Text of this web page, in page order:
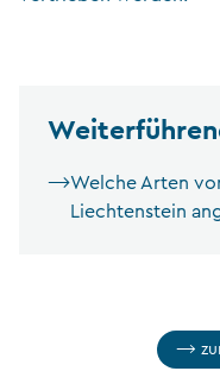
Welche Arten
Liechtenstein